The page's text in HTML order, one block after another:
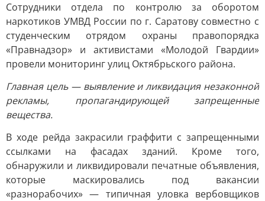
Сотрудники отдела по контролю за оборотом
наркотиков УМВД России по г. Саратову совместно с
студенческим отрядом охраны правопорядка
«Правнадзор» и активистами «Молодой Гвардии»
провели мониторинг улиц Октябрьского района.
Главная цель — выявление и ликвидация незаконной
рекламы, пропагандирующей запрещенные
вещества.
В ходе рейда закрасили граффити с запрещенными
ссылками на фасадах зданий. Кроме того,
обнаружили и ликвидировали печатные объявления,
которые маскировались под вакансии
«разнорабочих» — типичная уловка вербовщиков